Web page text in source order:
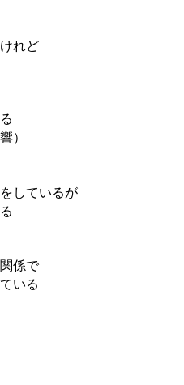
れど
）
しているが
係で
いる